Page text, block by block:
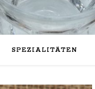
SPEZIALITÄTEN